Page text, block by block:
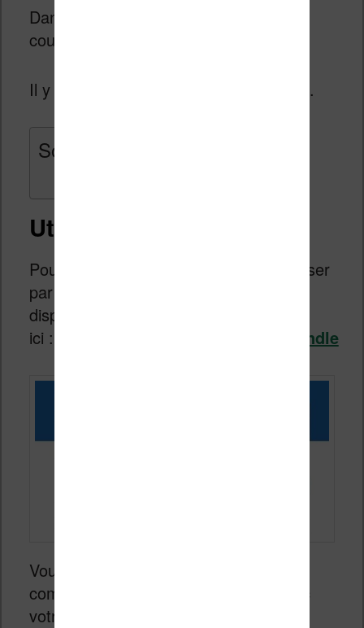
Dans ce cas, le PDF n’affiche pas les
couleurs.
Il y a plusieurs solutions à ce problème.
Sommaire
Utilisez Send to Kindle
Pour que cela fonctionne, il faudra passer
par le service « Send to Kindle »
disponible
ici :
https://www.amazon.fr/sendtokindle
Vous devez accéder à ce site avec le
compte Amazon que vous utilisez avec
votre liseuse Kindle.